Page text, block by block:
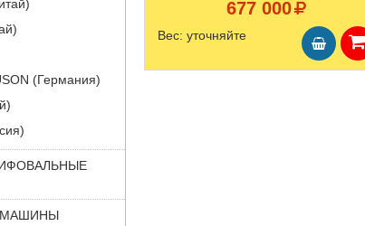
(Германия)
МАШИНЫ
677 000
Вес: уточняйте